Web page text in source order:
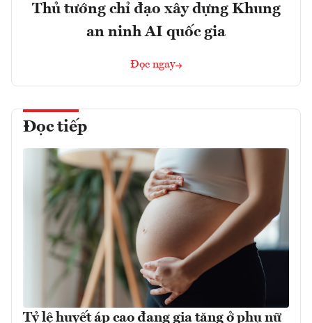
Thủ tướng chỉ đạo xây dựng Khung
an ninh AI quốc gia
Đọc ngay
Đọc tiếp
Tỷ lệ huyết áp cao đang gia tăng ở phụ nữ